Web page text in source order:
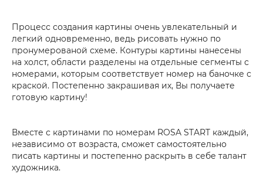
Процесс создания картины очень увлекательный и
легкий одновременно, ведь рисовать нужно по
пронумерованой схеме. Контуры картины нанесены
на холст, области разделены на отдельные сегменты с
номерами, которым соответствует номер на баночке с
краской. Постепенно закрашивая их, Вы получаете
готовую картину!
Вместе с картинами по номерам ROSA START каждый,
независимо от возраста, сможет самостоятельно
писать картины и постепенно раскрыть в себе талант
художника.